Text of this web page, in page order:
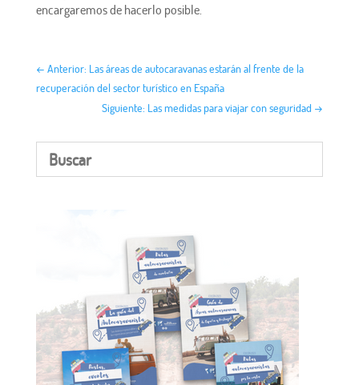
encargaremos de hacerlo posible.
← Anterior: Las áreas de autocaravanas estarán al frente de la
recuperación del sector turístico en España
Siguiente: Las medidas para viajar con seguridad →